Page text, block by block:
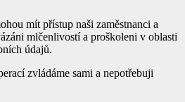
mít přístup naši zaměstnanci a
mlčenlivostí a proškoleni v oblasti
údajů.
zvládáme sami a nepotřebuji